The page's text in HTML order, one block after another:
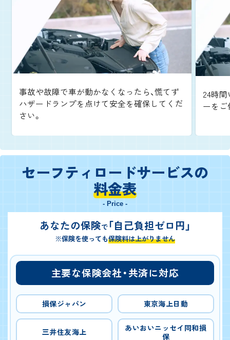
事故や故障で車が動かなくなったら、慌てず
ハザードランプを点けて安全を確保してくだ
さい。
24時間
ーをご
セーフティロードサービスの
料金表
- Price -
あなたの保険で「自己負担ゼロ円」
※保険を使っても保険料は上がりません
主要な保険会社・共済に対応
損保ジャパン 東京海上日動
三井住友海上
あいおいニッセイ同和損
保